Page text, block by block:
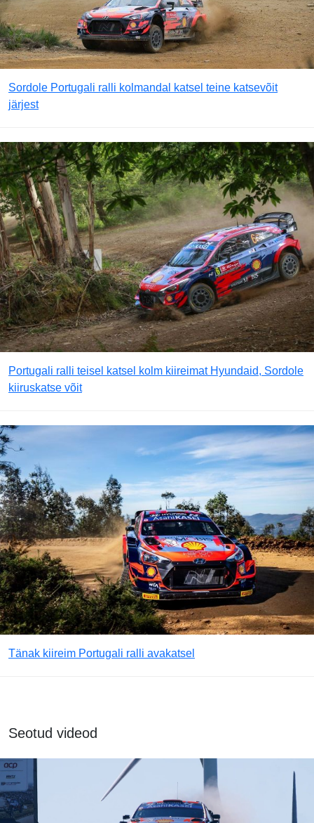
Sordole Portugali ralli kolmandal katsel teine katsevõit
järjest
Portugali ralli teisel katsel kolm kiireimat Hyundaid, Sordole
kiiruskatse võit
Tänak kiireim Portugali ralli avakatsel
Seotud videod